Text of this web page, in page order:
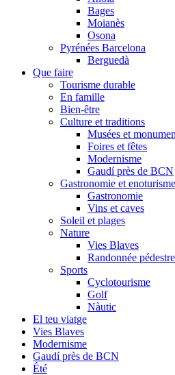
Bages
Moianès
Osona
Pyrénées Barcelona
Berguedà
Que faire
Tourisme durable
En famille
Bien-être
Culture et traditions
Musées et
Foires et fêtes
Modernisme
Gaudí près de BCN
Gastronomie et enoturisme
Gastronomie
Vins et caves
Soleil et plages
Nature
Vies Blaves
Randonnée pédestre
Sports
Cyclotourisme
Golf
Nàutic
El teu viatge
Vies Blaves
Modernisme
Gaudí près de BCN
Été